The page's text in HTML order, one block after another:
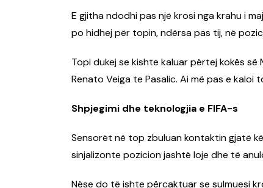
E gjitha ndodhi pas një krosi nga krahu i
po hidhej për topin, ndërsa pas tij, në
Topi dukej se kishte kaluar përtej kokës
Renato Veiga te Pasalic. Ai më pas e
Shpjegimi dhe teknologjia e FIFA-s
Sensorët në top zbuluan kontaktin gjatë
sinjalizonte pozicion jashtë loje dhe të
Nëse do të ishte përcaktuar se sulmuesi